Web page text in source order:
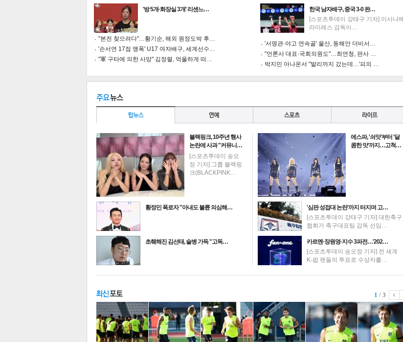
기
최신뉴스
'방 5개·화장실 3개' 리센느…
"본전 찾으려다"…황기순, 해외 원정도박 후…
'손서연 17점 맹폭' U17 여자배구, 세계선수…
"軍 구타에 의한 사망" 김정렬, 억울하게 떠…
한국 남자배구, 중국 3-0 완…
[스포츠투데이 강태구 기자] 이사나예
라미레스 감독이…
'서명관·야고 연속골' 울산, 동해안 더비서…
"언론사 대표·국회의원도"…최연청, 판사 …
박지민 아나운서 "발리까지 갔는데…'피의 …
주요뉴스
블랙핑크, 10주년 행사
논란에 사과 "커뮤니…
[스포츠투데이 송오
정 기자] 그룹 블랙핑
크(BLACKPINK…
황정민 폭로자 "아내도 불륜 의심해…
초췌해진 김선태, 술병 가득 "고독…
에스파, '쇠맛'부터 '달
콤한 맛'까지…고척…
'심판 성접대 논란'까지 터지며 고…
[스포츠투데이 강태구 기자] 대한축구
협회가 축구대표팀 감독 선임…
카르멘·장원영·지수 3파전…'202…
[스포츠투데이 송오정 기자] 전 세계
K-팝 팬들의 투표로 수상자를…
1 / 3